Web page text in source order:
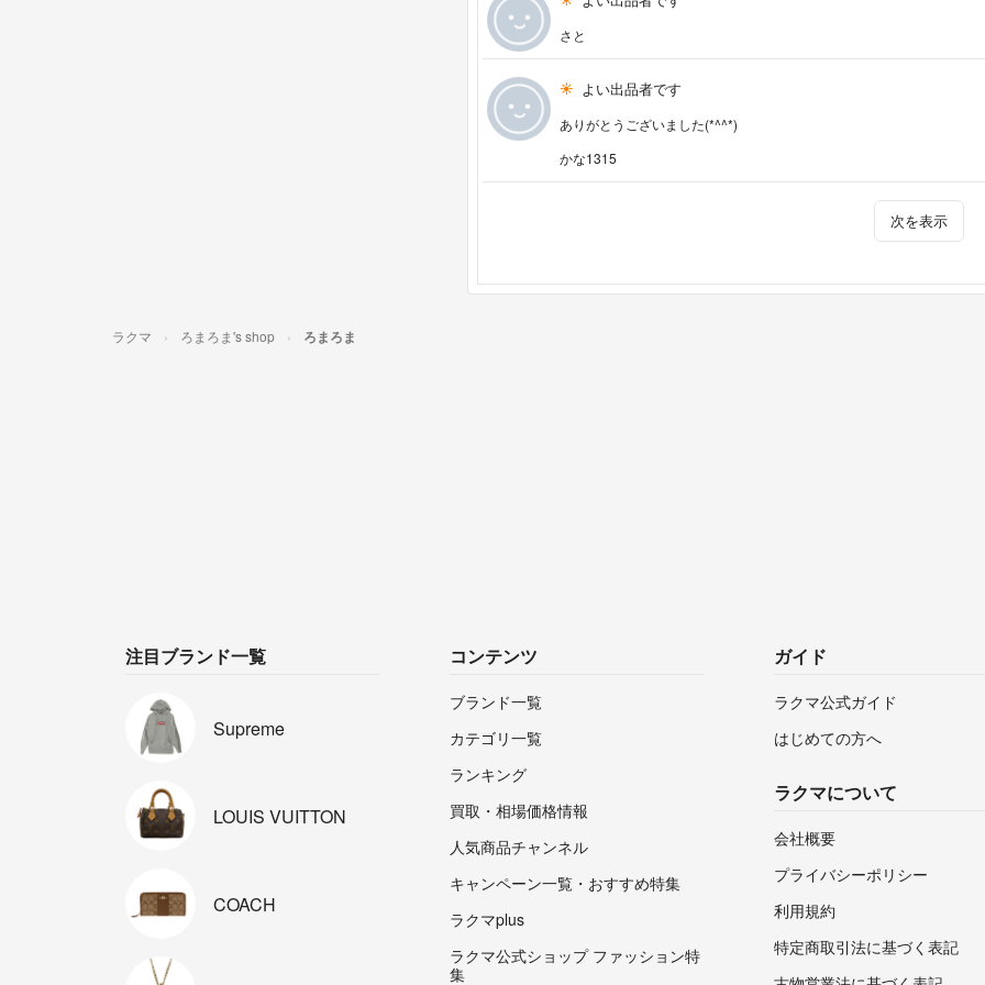
さと
よい出品者です
ありがとうございました(*^^*)
かな1315
次を表示
ラクマ ろまろま's shop ろまろま
注目ブランド一覧
Supreme
LOUIS VUITTON
COACH
コンテンツ
ブランド一覧
カテゴリ一覧
ランキング
買取・相場価格情報
人気商品チャンネル
キャンペーン一覧・おすすめ特集
ラクマplus
ラクマ公式ショップ ファッション特
集
ガイド
ラクマ公式ガイド
はじめての方へ
ラクマについて
会社概要
プライバシーポリシー
利用規約
特定商取引法に基づく表記